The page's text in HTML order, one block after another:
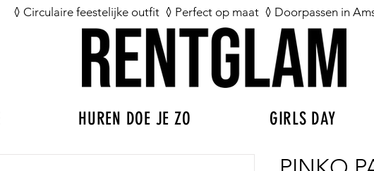
◊ Circulaire feestelijke outfit ◊ Perfect op maat ◊ Doorpassen in
HUREN DOE JE ZO GIRLS DAY